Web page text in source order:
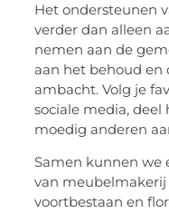
Het ondersteunen
verder dan alleen
nemen aan de
aan het behoud en
ambacht. Volg je
sociale media,
moedig anderen
Samen kunnen we
van
voortbestaan en